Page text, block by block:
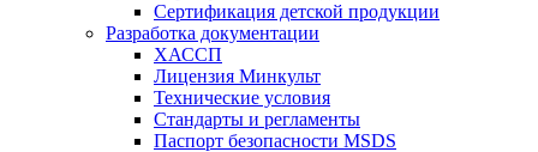
Сертификация детской продукции
Разработка документации
ХАССП
Лицензия Минкульт
Технические условия
Стандарты и регламенты
Паспорт безопасности MSDS